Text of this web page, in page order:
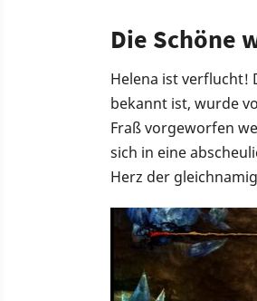
Die Schöne
Helena ist verflucht!
bekannt ist, wurde
Fraß vorgeworfen
sich in eine
Herz der